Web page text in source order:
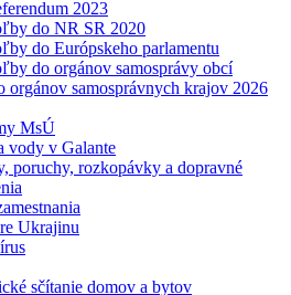
2023
do NR SR 2020
do Európskeho parlamentu
do orgánov samosprávy obcí
orgánov samosprávnych krajov 2026
MsÚ
vody v Galante
poruchy, rozkopávky a dopravné
Ukrajinu
sčítanie domov a bytov